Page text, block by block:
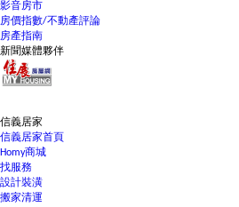
影音房市
房價指數/不動產評論
房產指南
新聞媒體夥伴
信義居家
信義居家首頁
Homy商城
找服務
設計裝潢
搬家清運